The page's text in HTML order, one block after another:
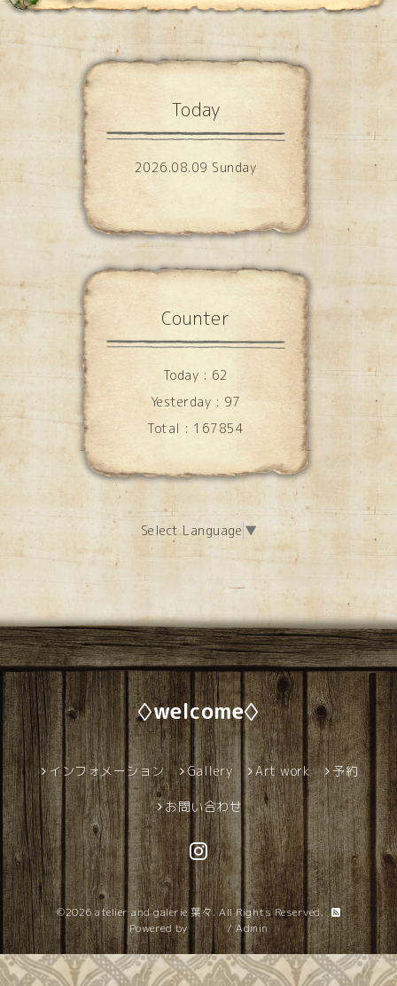
Today
2026.08.09 Sunday
Counter
Today : 62
Yesterday : 97
Total : 167854
Select Language ▼
◊welcome◊
インフォメーション Gallery Art work 予約
お問い合わせ
©2026atelier and galerie 葉々. All Rights Reserved.
Powered by グーペ/Admin